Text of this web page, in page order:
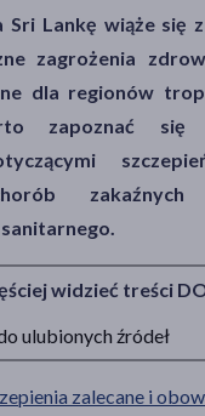
Sri Lankę wiąże się
zagrożenia
dla regionów
zapoznać się
widzieć treści
ulubionych źródeł
zalecane i